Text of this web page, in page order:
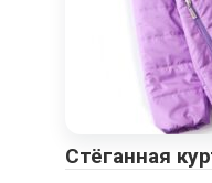
Стёганная